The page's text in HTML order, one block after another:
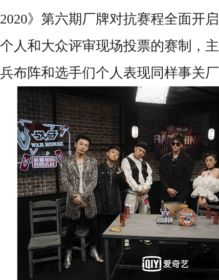
2020》第六期厂牌对抗赛程全面开
个人和大众评审现场投票的赛制，
兵布阵和选手们个人表现同样事关